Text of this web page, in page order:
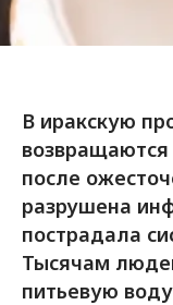
В иракскую
после
разрушена
пострадала
Тысячам
питьевую